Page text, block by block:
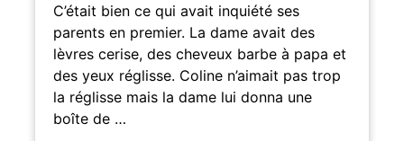
C’était bien ce qui avait inquiété ses
parents en premier. La dame avait des
lèvres cerise, des cheveux barbe à papa et
des yeux réglisse. Coline n’aimait pas trop
la réglisse mais la dame lui donna une
boîte de …